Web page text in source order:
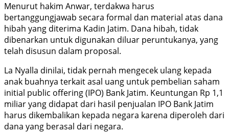
Menurut hakim Anwar, terdakwa harus
bertanggungjawab secara formal dan material atas dana
hibah yang diterima Kadin Jatim. Dana hibah, tidak
dibenarkan untuk digunakan diluar peruntukanya, yang
telah disusun dalam proposal.
La Nyalla dinilai, tidak pernah mengecek ulang kepada
anak buahnya terkait asal uang untuk pembelian saham
initial public offering (IPO) Bank Jatim. Keuntungan Rp 1,1
miliar yang didapat dari hasil penjualan IPO Bank Jatim
harus dikembalikan kepada negara karena diperoleh dari
dana yang berasal dari negara.